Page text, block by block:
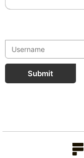
Submit